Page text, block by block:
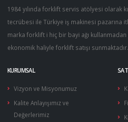
Silindir Kapakları
Supap Yuvaları
Yürüyüş Kontrol Üniteleri…
1984 yılında forklift servis atölyesi olarak
tecrübesi ile Türkiye iş makinesi pazarına
marka forklift i hiç bir bayi ağı kullanmadan
ekonomik haliyle forklift satışı sunmaktadır.
KURUMSAL
Vizyon ve Misyonumuz
Kalite Anlayışımız ve
Değerlerimiz